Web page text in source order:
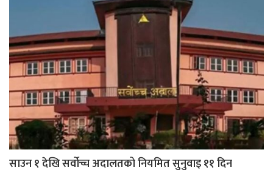
साउन १ देखि सर्वोच्च अदालतको नियमित सुनुवाइ ११ दिन